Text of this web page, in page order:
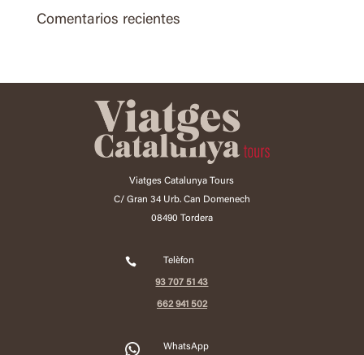
Comentarios recientes
Viatges Catalunya Tours
C/ Gran 34 Urb. Can Domenech
08490 Tordera
 Telèfon
93 707 51 43
662 941 502
2 WhatsApp